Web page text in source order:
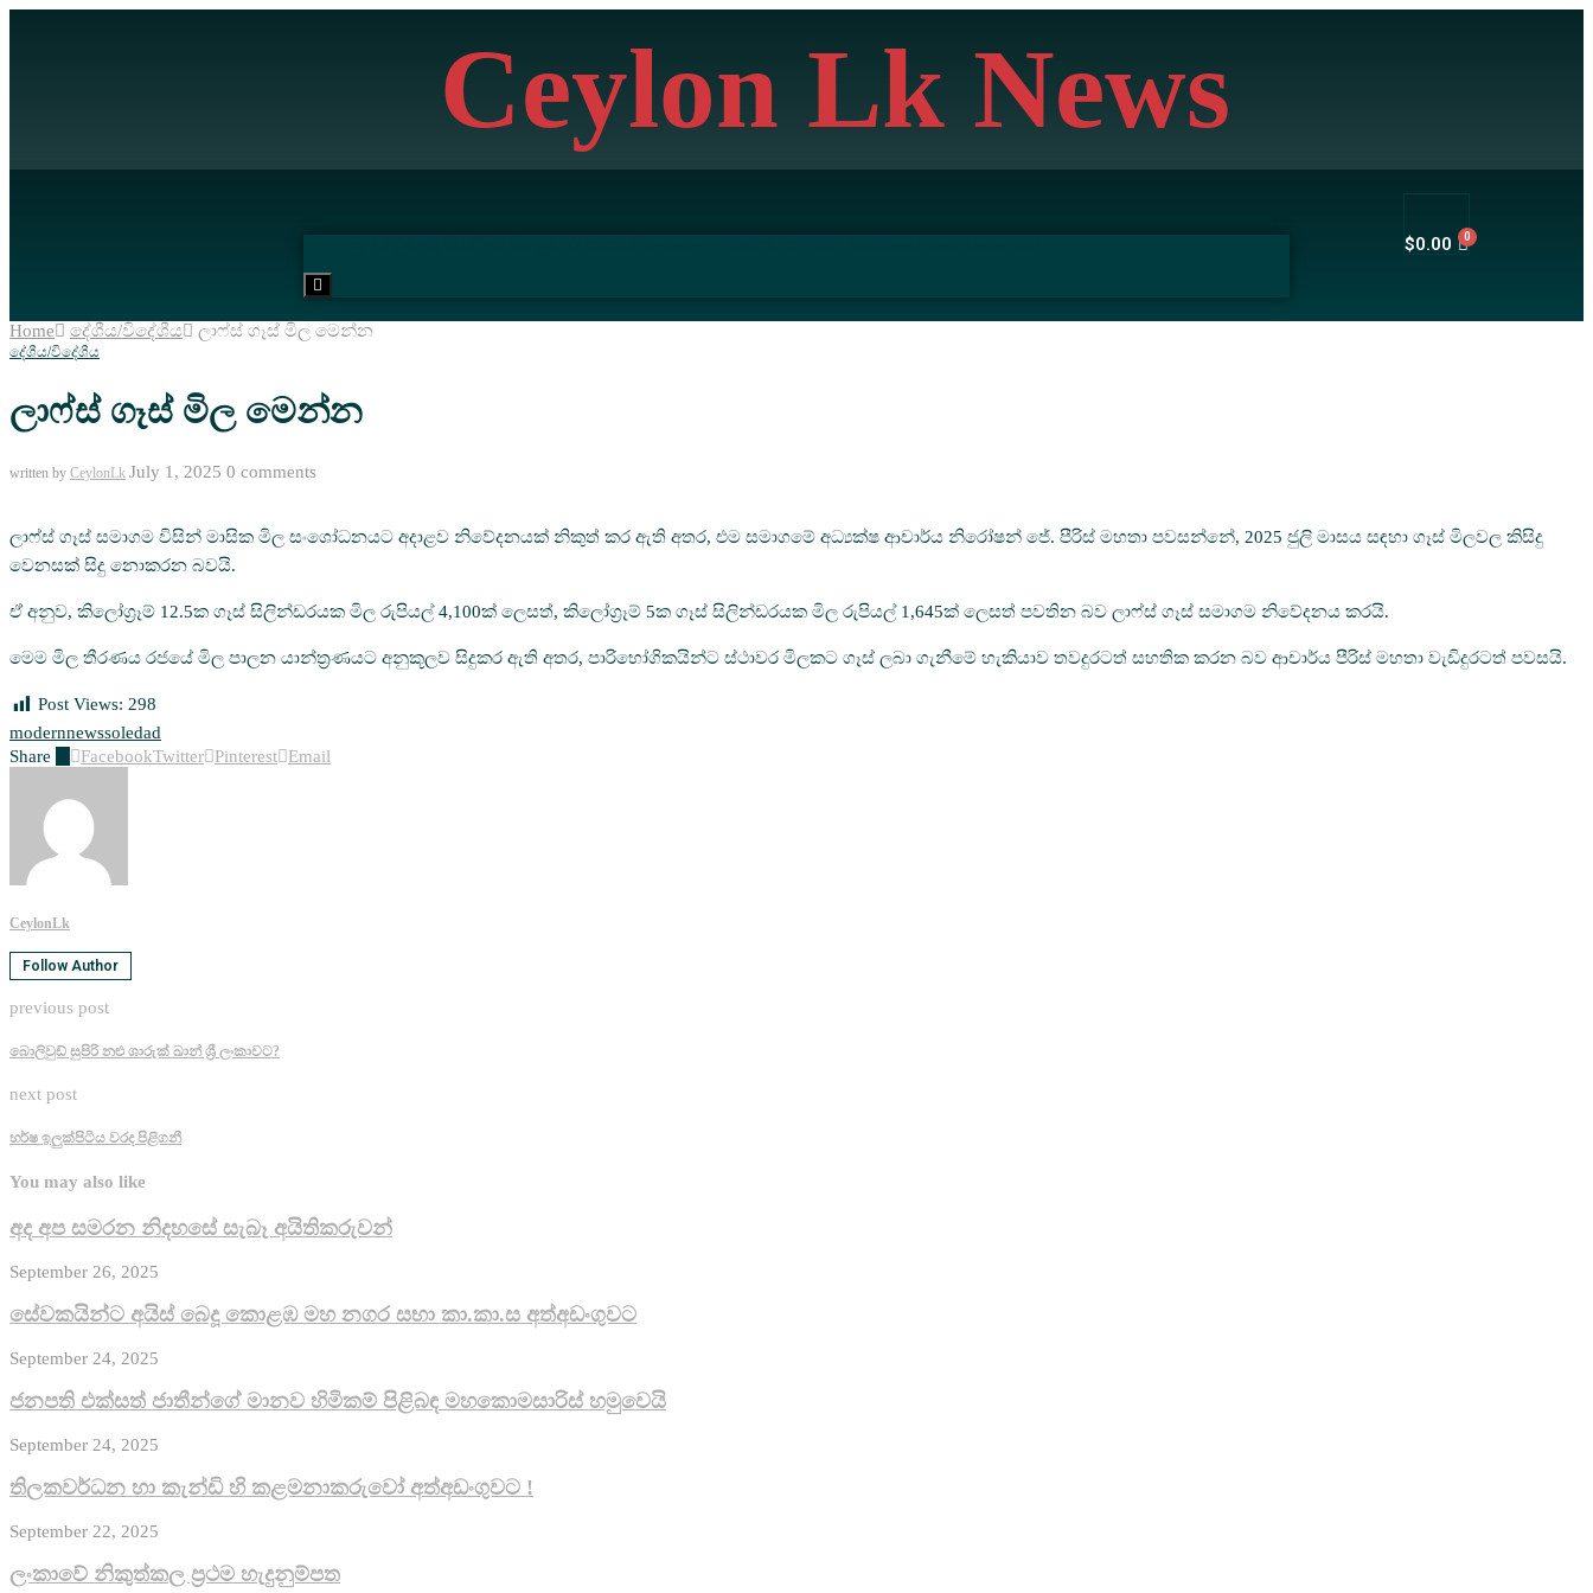
Ceylon Lk News
Hamburger
Toggle
Menu
$0.00
Home දේශීය/විදේශීය ලාෆ්ස් ගෑස් මිල මෙන්න
දේශීය/විදේශීය
ලාෆ්ස් ගෑස් මිල මෙන්න
written by CeylonLk July 1, 2025 0 comments
ලාෆ්ස් ගෑස් සමාගම විසින් මාසික මිල සංශෝධනයට අදාළව නිවේදනයක් නිකුත් කර ඇති අතර, එම සමාගමේ අධ්‍යක්ෂ ආචාර්ය නිරෝෂන් ජේ. පීරිස් මහතා පවසන්නේ, 2025 ජුලි මාසය සඳහා ගෑස් මිලවල කිසිදු
වෙනසක් සිදු නොකරන බවයි.
ඒ අනුව, කිලෝග්‍රෑම් 12.5ක ගෑස් සිලින්ඩරයක මිල රුපියල් 4,100ක් ලෙසත්, කිලෝග්‍රෑම් 5ක ගෑස් සිලින්ඩරයක මිල රුපියල් 1,645ක් ලෙසත් පවතින බව ලාෆ්ස් ගෑස් සමාගම නිවේදනය කරයි.
මෙම මිල තීරණය රජයේ මිල පාලන යාන්ත්‍රණයට අනුකූලව සිදුකර ඇති අතර, පාරිභෝගිකයින්ට ස්ථාවර මිලකට ගෑස් ලබා ගැනීමේ හැකියාව තවදුරටත් සහතික කරන බව ආචාර්ය පීරිස් මහතා වැඩිදුරටත් පවසයි.
Post Views: 298
modernnewssoledad
Share
FacebookTwitter Pinterest Email
CeylonLk
Follow Author
previous post
බොලිවුඩ් සුපිරි නළු ශාරුක් ඛාන් ශ්‍රී ලංකාවට?
next post
හර්ෂ ඉලුක්පිටිය වරද පිළිගනී
You may also like
අද අප සමරන නිදහසේ සැබෑ අයිතිකරුවන්
September 26, 2025
සේවකයින්ට අයිස් බෙදූ කොළඹ මහ නගර සභා කා.කා.ස අත්අඩංගුවට
September 24, 2025
ජනපති එක්සත් ජාතීන්ගේ මානව හිමිකම් පිළිබඳ මහකොමසාරිස් හමුවෙයි
September 24, 2025
තිලකවර්ධන හා කැන්ඩි හි කළමනාකරුවෝ අත්අඩංගුවට !
September 22, 2025
ලංකාවේ නිකුත්කල ප්‍රථම හැදුනුම්පත